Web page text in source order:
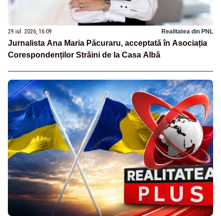
29 iul. 2026, 16:09 Realitatea din PNL
Jurnalista Ana Maria Păcuraru, acceptată în Asociația
Corespondenților Străini de la Casa Albă